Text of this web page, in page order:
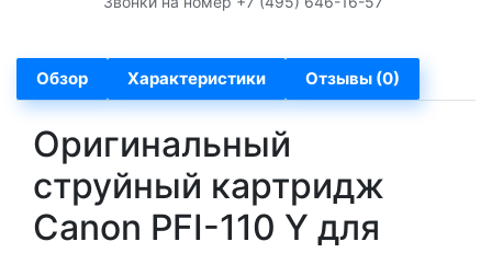
Обзор Характеристики Отзывы (0)
Оригинальный
струйный картридж
Canon PFI-110 Y для